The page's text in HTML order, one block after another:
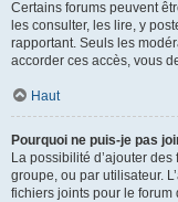
Certains forums peuvent
les consulter, les lire, y
rapportant. Seuls les
accorder ces accès, vous
Haut
Pourquoi ne puis-je pas
La possibilité d’ajouter
groupe, ou par utilisateur.
fichiers joints pour le